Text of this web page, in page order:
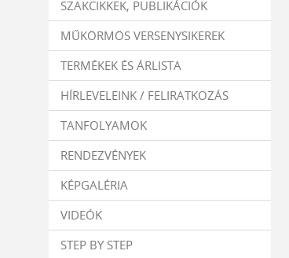
SZAKCIKKEK, PUBLIKÁCIÓK
MŰKÖRMÖS VERSENYSIKEREK
TERMÉKEK ÉS ÁRLISTA
HÍRLEVELEINK / FELIRATKOZÁS
TANFOLYAMOK
RENDEZVÉNYEK
KÉPGALÉRIA
VIDEÓK
STEP BY STEP